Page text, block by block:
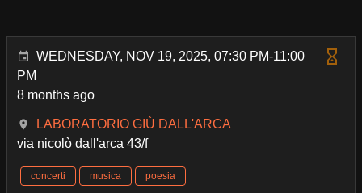
WEDNESDAY, NOV 19, 2025, 07:30 PM-11:00
PM
8 months ago
LABORATORIO GIÙ DALL'ARCA
via nicolò dall'arca 43/f
concerti musica poesia